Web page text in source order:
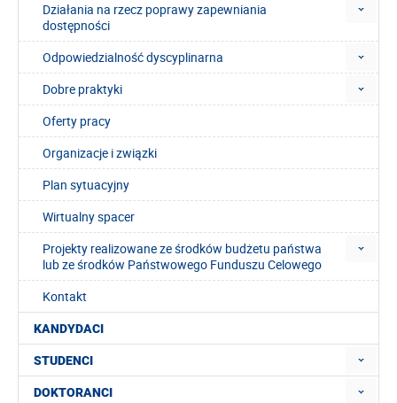
Działania na rzecz poprawy zapewniania
dostępności
Odpowiedzialność dyscyplinarna
Dobre praktyki
Oferty pracy
Organizacje i związki
Plan sytuacyjny
Wirtualny spacer
Projekty realizowane ze środków budżetu państwa
lub ze środków Państwowego Funduszu Celowego
Kontakt
KANDYDACI
STUDENCI
DOKTORANCI